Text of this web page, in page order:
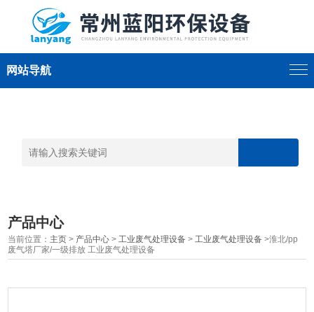
网站导航
产品中心
当前位置： 主页 > 产品中心 >工业废气处理设备 >工业废气处理设备 >淮北/pp
废气塔厂家/一级排放 工业废气处理设备